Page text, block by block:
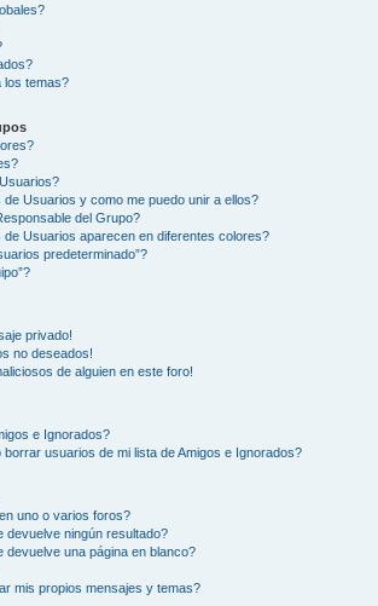
los temas?
Usuarios y como me puedo unir a ellos?
del Grupo?
Usuarios aparecen en diferentes colores?
predeterminado”?
privado!
no deseados!
de alguien en este foro!
e Ignorados?
usuarios de mi lista de Amigos e Ignorados?
uno o varios foros?
devuelve ningún resultado?
devuelve una página en blanco?
mis propios mensajes y temas?